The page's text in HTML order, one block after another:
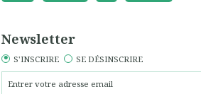
Newsletter
S'INSCRIRE SE DÉSINSCRIRE